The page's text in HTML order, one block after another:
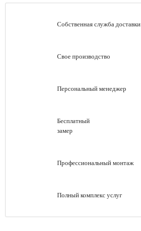
Собственная служба доставки
Свое производство
Персональный менеджер
Бесплатный
замер
Профессиональный монтаж
Полный комплекс услуг